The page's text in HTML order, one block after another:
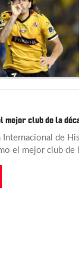
mejor club de la
Internacional de
el mejor club de